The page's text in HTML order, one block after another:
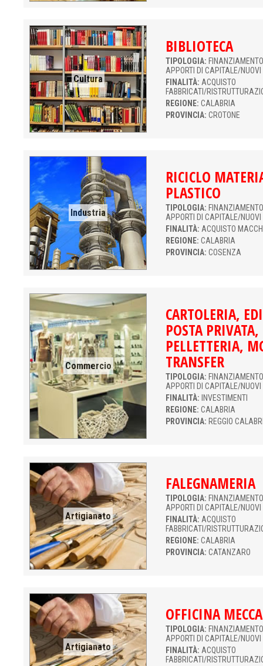
Cultura
BIBLIOTECA
TIPOLOGIA:
APPORTI DI CAPITALE/NUOVI
FINALITÀ: ACQUISTO
FABBRICATI/
REGIONE: CALABRIA
PROVINCIA: CROTONE
Industria
RICICLO
PLASTICO
TIPOLOGIA:
APPORTI DI CAPITALE/NUOVI
FINALITÀ: ACQUISTO
REGIONE: CALABRIA
PROVINCIA: COSENZA
Commercio
CARTOLERIA,
POSTA PRIVATA,
PELLETTERIA,
TRANSFER
TIPOLOGIA:
APPORTI DI CAPITALE/NUOVI
FINALITÀ: INVESTIMENTI
REGIONE: CALABRIA
PROVINCIA: REGGIO
Artigianato
FALEGNAMERIA
TIPOLOGIA:
APPORTI DI CAPITALE/NUOVI
FINALITÀ: ACQUISTO
FABBRICATI/
REGIONE: CALABRIA
PROVINCIA: CATANZARO
Artigianato
OFFICINA
TIPOLOGIA:
APPORTI DI CAPITALE/NUOVI
FINALITÀ: ACQUISTO
FABBRICATI/